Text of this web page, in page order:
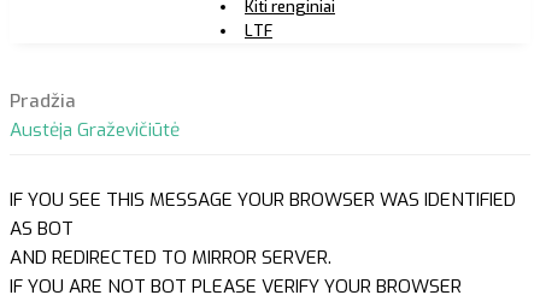
Kiti renginiai
LTF
Pradžia
Austėja Graževičiūtė
IF YOU SEE THIS MESSAGE YOUR BROWSER WAS IDENTIFIED
AS BOT
AND REDIRECTED TO MIRROR SERVER.
IF YOU ARE NOT BOT PLEASE VERIFY YOUR BROWSER